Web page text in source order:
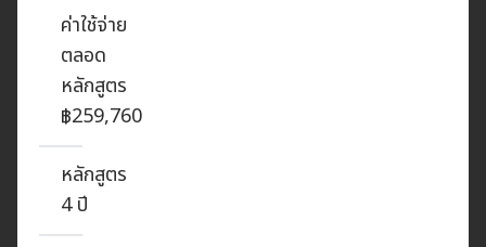
ค่าใช้จ่าย
ตลอด
หลักสูตร
฿259,760
หลักสูตร
4 ปี